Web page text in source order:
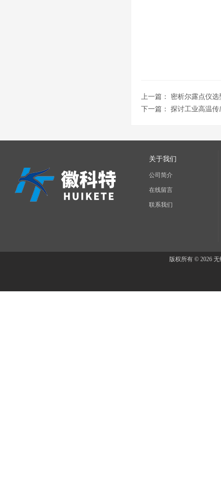
上一篇： 密析尔露点仪
下一篇： 探讨工业高温
关于我们
公司简介
在线留言
联系我们
版权所有 © 2026